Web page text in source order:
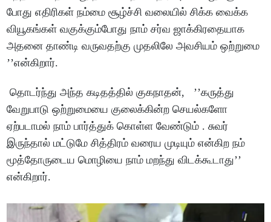
போது எதிரிகள் நம்மை சூழ்ச்சி வலையில் சிக்க வைக்க
வியூகங்கள் வகுக்கும்போது நாம் சர்வ ஜாக்கிரதையாக
அதனை தாண்டி வருவதற்கு முதலிலே அவசியம் ஒற்றுமை
’’என்கிறார்.
தொடர்ந்து அந்த கடிதத்தில் குகநாதன், ’’கருத்து
வேறுபாடு ஒற்றுமையை குலைக்கின்ற செயல்களோ
ஏற்படாமல் நாம் பார்த்துக் கொள்ள வேண்டும் . சுவர்
இருந்தால் மட்டுமே சித்திரம் வரைய முடியும் என்கிற நம்
மூத்தோருடைய மொழியை நாம் மறந்து விடக்கூடாது’’
என்கிறார்.